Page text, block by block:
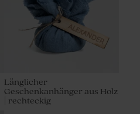
Länglicher
Geschenkanhänger aus Holz
| rechteckig